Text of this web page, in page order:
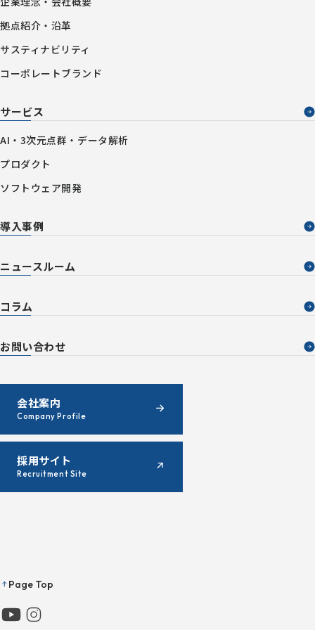
拠点紹介・沿革
サスティナビリティ
コーポレートブランド
サービス
AI・3次元点群・データ解析
プロダクト
ソフトウェア開発
導入事例
ニュースルーム
コラム
お問い合わせ
会社案内
Company Profile
採用サイト
Recruitment Site
Page Top